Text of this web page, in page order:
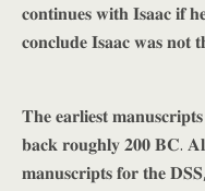
𝐜𝐨𝐧𝐭𝐢𝐧𝐮𝐞𝐬 𝐰𝐢𝐭𝐡 𝐈𝐬𝐚𝐚𝐜 𝐢𝐟
𝐜𝐨𝐧𝐜𝐥𝐮𝐝𝐞 𝐈𝐬𝐚𝐚𝐜 𝐰𝐚𝐬 𝐧𝐨𝐭
𝐓𝐡𝐞 𝐞𝐚𝐫𝐥𝐢𝐞𝐬𝐭
𝐛𝐚𝐜𝐤 𝐫𝐨𝐮𝐠𝐡𝐥𝐲 𝟐𝟎𝟎 𝐁𝐂.
𝐦𝐚𝐧𝐮𝐬𝐜𝐫𝐢𝐩𝐭𝐬 𝐟𝐨𝐫 𝐭𝐡𝐞